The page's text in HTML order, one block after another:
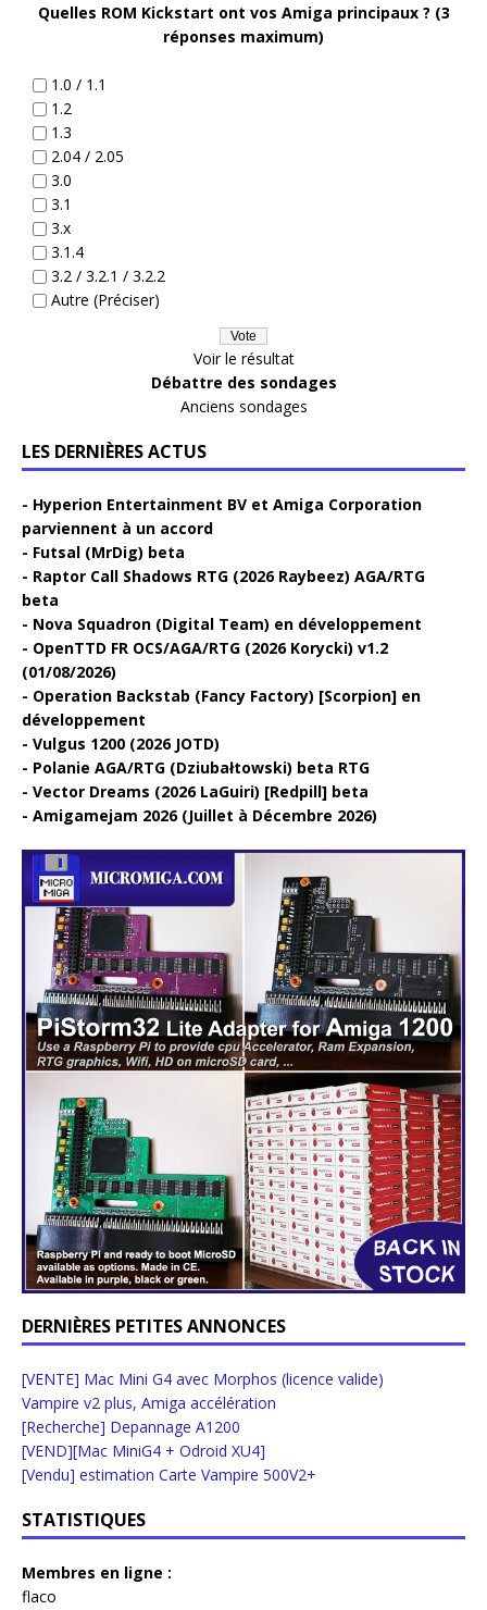
Quelles ROM Kickstart ont vos Amiga principaux ? (3
réponses maximum)
1.0 / 1.1
1.2
1.3
2.04 / 2.05
3.0
3.1
3.x
3.1.4
3.2 / 3.2.1 / 3.2.2
Autre (Préciser)
Voir le résultat
Débattre des sondages
Anciens sondages
LES DERNIÈRES ACTUS
Hyperion Entertainment BV et Amiga Corporation
parviennent à un accord
Futsal (MrDig) beta
Raptor Call Shadows RTG (2026 Raybeez) AGA/RTG
beta
Nova Squadron (Digital Team) en développement
OpenTTD FR OCS/AGA/RTG (2026 Korycki) v1.2
(01/08/2026)
Operation Backstab (Fancy Factory) [Scorpion] en
développement
Vulgus 1200 (2026 JOTD)
Polanie AGA/RTG (Dziubałtowski) beta RTG
Vector Dreams (2026 LaGuiri) [Redpill] beta
Amigamejam 2026 (Juillet à Décembre 2026)
DERNIÈRES PETITES ANNONCES
[VENTE] Mac Mini G4 avec Morphos (licence valide)
Vampire v2 plus, Amiga accélération
[Recherche] Depannage A1200
[VEND][Mac MiniG4 + Odroid XU4]
[Vendu] estimation Carte Vampire 500V2+
STATISTIQUES
Membres en ligne :
flaco